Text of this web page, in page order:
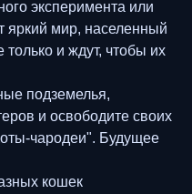
эксперимента или
яркий мир, населенный
и ждут, чтобы их
подземелья,
и освободите своих
чародеи". Будущее
кошек